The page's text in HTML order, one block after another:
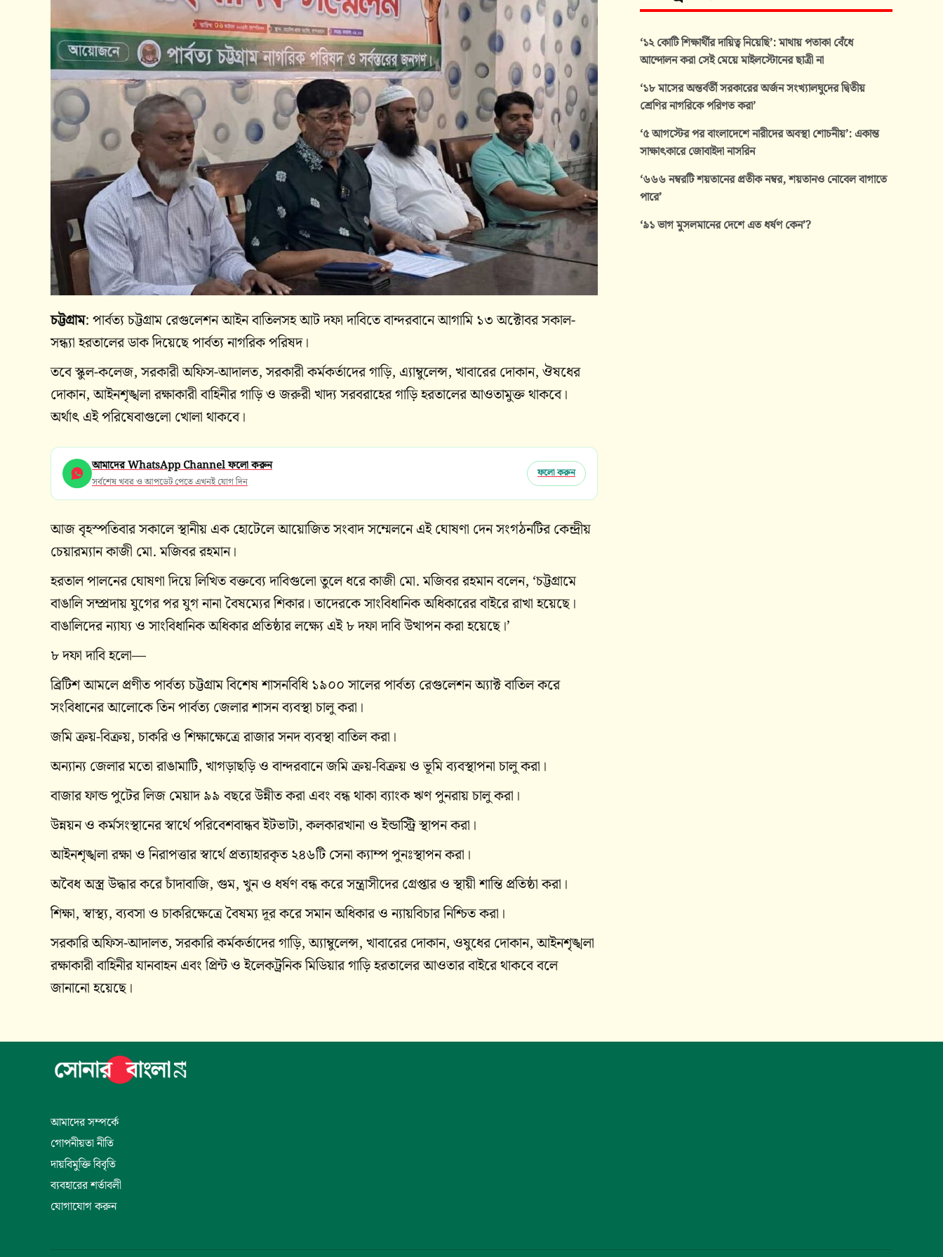
চট্টগ্রাম: পার্বত্য চট্টগ্রাম রেগুলেশন আইন বাতিলসহ আট দফা দাবিতে বান্দরবানে আগামি ১৩ অক্টোবর সকাল-
সন্ধ্যা হরতালের ডাক দিয়েছে পার্বত্য নাগরিক পরিষদ।
তবে স্কুল-কলেজ, সরকারী অফিস-আদালত, সরকারী কর্মকর্তাদের গাড়ি, এ্যাম্বুলেন্স, খাবারের দোকান, ঔষধের
দোকান, আইনশৃঙ্খলা রক্ষাকারী বাহিনীর গাড়ি ও জরুরী খাদ্য সরবরাহের গাড়ি হরতালের আওতামুক্ত থাকবে।
অর্থাৎ এই পরিষেবাগুলো খোলা থাকবে।
আমাদের WhatsApp Channel ফলো করুন
সর্বশেষ খবর ও আপডেট পেতে এখনই যোগ দিন
ফলো করুন
আজ বৃহস্পতিবার সকালে স্থানীয় এক হোটেলে আয়োজিত সংবাদ সম্মেলনে এই ঘোষণা দেন সংগঠনটির কেন্দ্রীয়
চেয়ারম্যান কাজী মো. মজিবর রহমান।
হরতাল পালনের ঘোষণা দিয়ে লিখিত বক্তব্যে দাবিগুলো তুলে ধরে কাজী মো. মজিবর রহমান বলেন, ‘চট্টগ্রামে
বাঙালি সম্প্রদায় যুগের পর যুগ নানা বৈষম্যের শিকার। তাদেরকে সাংবিধানিক অধিকারের বাইরে রাখা হয়েছে।
বাঙালিদের ন্যায্য ও সাংবিধানিক অধিকার প্রতিষ্ঠার লক্ষ্যে এই ৮ দফা দাবি উত্থাপন করা হয়েছে।’
৮ দফা দাবি হলো—
ব্রিটিশ আমলে প্রণীত পার্বত্য চট্টগ্রাম বিশেষ শাসনবিধি ১৯০০ সালের পার্বত্য রেগুলেশন অ্যাক্ট বাতিল করে
সংবিধানের আলোকে তিন পার্বত্য জেলার শাসন ব্যবস্থা চালু করা।
জমি ক্রয়-বিক্রয়, চাকরি ও শিক্ষাক্ষেত্রে রাজার সনদ ব্যবস্থা বাতিল করা।
অন্যান্য জেলার মতো রাঙামাটি, খাগড়াছড়ি ও বান্দরবানে জমি ক্রয়-বিক্রয় ও ভূমি ব্যবস্থাপনা চালু করা।
বাজার ফান্ড পুটের লিজ মেয়াদ ৯৯ বছরে উন্নীত করা এবং বন্ধ থাকা ব্যাংক ঋণ পুনরায় চালু করা।
উন্নয়ন ও কর্মসংস্থানের স্বার্থে পরিবেশবান্ধব ইটভাটা, কলকারখানা ও ইন্ডাস্ট্রি স্থাপন করা।
আইনশৃঙ্খলা রক্ষা ও নিরাপত্তার স্বার্থে প্রত্যাহারকৃত ২৪৬টি সেনা ক্যাম্প পুনঃস্থাপন করা।
অবৈধ অস্ত্র উদ্ধার করে চাঁদাবাজি, গুম, খুন ও ধর্ষণ বন্ধ করে সন্ত্রাসীদের গ্রেপ্তার ও স্থায়ী শান্তি প্রতিষ্ঠা করা।
শিক্ষা, স্বাস্থ্য, ব্যবসা ও চাকরিক্ষেত্রে বৈষম্য দূর করে সমান অধিকার ও ন্যায়বিচার নিশ্চিত করা।
সরকারি অফিস-আদালত, সরকারি কর্মকর্তাদের গাড়ি, অ্যাম্বুলেন্স, খাবারের দোকান, ওষুধের দোকান, আইনশৃঙ্খলা
রক্ষাকারী বাহিনীর যানবাহন এবং প্রিন্ট ও ইলেকট্রনিক মিডিয়ার গাড়ি হরতালের আওতার বাইরে থাকবে বলে
জানানো হয়েছে।
‘১২ কোটি শিক্ষার্থীর দায়িত্ব নিয়েছি’: মাথায় পতাকা বেঁধে
আন্দোলন করা সেই মেয়ে মাইলস্টোনের ছাত্রী না
‘১৮ মাসের অন্তর্বর্তী সরকারের অর্জন সংখ্যালঘুদের দ্বিতীয়
শ্রেণির নাগরিকে পরিণত করা’
‘৫ আগস্টের পর বাংলাদেশে নারীদের অবস্থা শোচনীয়’: একান্ত
সাক্ষাৎকারে জোবাইদা নাসরিন
‘৬৬৬ নম্বরটি শয়তানের প্রতীক নম্বর, শয়তানও নোবেল বাগাতে
পারে’
‘৯১ ভাগ মুসলমানের দেশে এত ধর্ষণ কেন’?
আমাদের সম্পর্কে
গোপনীয়তা নীতি
দায়বিমুক্তি বিবৃতি
ব্যবহারের শর্তাবলী
যোগাযোগ করুন